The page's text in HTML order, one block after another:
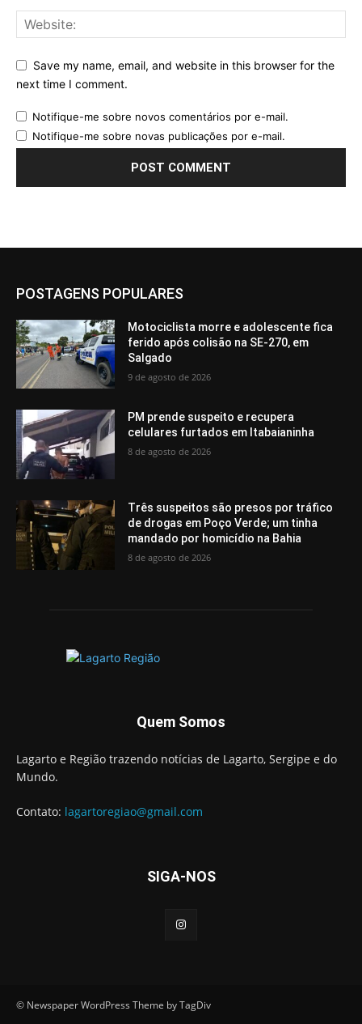
Save my name, email, and website in this browser for the
next time I comment.
Notifique-me sobre novos comentários por e-mail.
Notifique-me sobre novas publicações por e-mail.
POSTAGENS POPULARES
Motociclista morre e adolescente fica
ferido após colisão na SE-270, em
Salgado
9 de agosto de 2026
PM prende suspeito e recupera
celulares furtados em Itabaianinha
8 de agosto de 2026
Três suspeitos são presos por tráfico
de drogas em Poço Verde; um tinha
mandado por homicídio na Bahia
8 de agosto de 2026
Quem Somos
Lagarto e Região trazendo notícias de Lagarto, Sergipe e do
Mundo.
Contato: lagartoregiao@gmail.com
SIGA-NOS
© Newspaper WordPress Theme by TagDiv